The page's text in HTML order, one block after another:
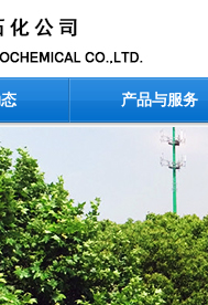
产品与服务